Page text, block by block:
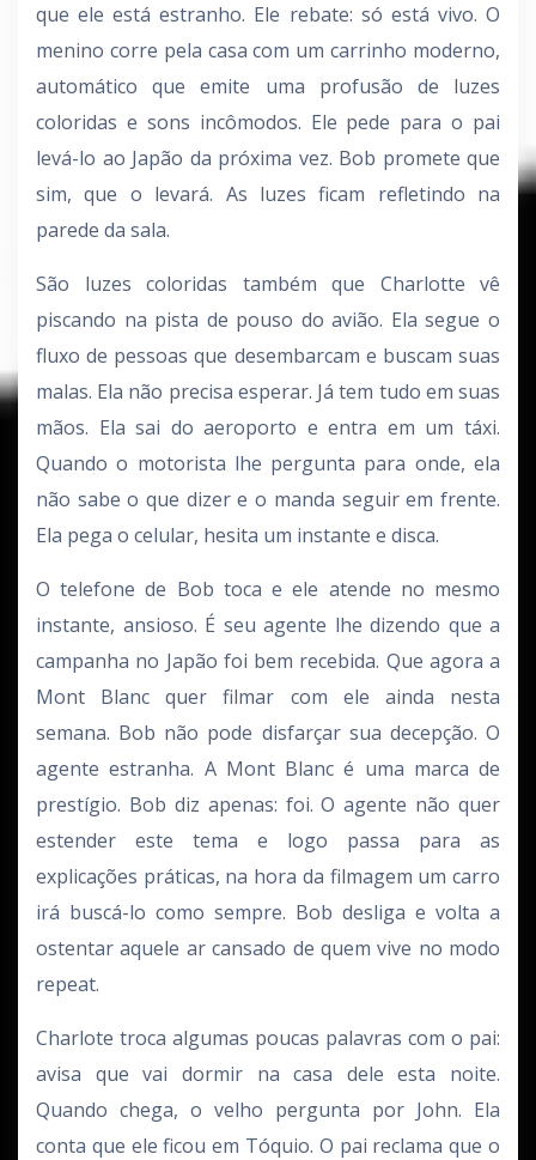
que ele está estranho. Ele rebate: só está vivo. O
menino corre pela casa com um carrinho moderno,
automático que emite uma profusão de luzes
coloridas e sons incômodos. Ele pede para o pai
levá-lo ao Japão da próxima vez. Bob promete que
sim, que o levará. As luzes ficam refletindo na
parede da sala.
São luzes coloridas também que Charlotte vê
piscando na pista de pouso do avião. Ela segue o
fluxo de pessoas que desembarcam e buscam suas
malas. Ela não precisa esperar. Já tem tudo em suas
mãos. Ela sai do aeroporto e entra em um táxi.
Quando o motorista lhe pergunta para onde, ela
não sabe o que dizer e o manda seguir em frente.
Ela pega o celular, hesita um instante e disca.
O telefone de Bob toca e ele atende no mesmo
instante, ansioso. É seu agente lhe dizendo que a
campanha no Japão foi bem recebida. Que agora a
Mont Blanc quer filmar com ele ainda nesta
semana. Bob não pode disfarçar sua decepção. O
agente estranha. A Mont Blanc é uma marca de
prestígio. Bob diz apenas: foi. O agente não quer
estender este tema e logo passa para as
explicações práticas, na hora da filmagem um carro
irá buscá-lo como sempre. Bob desliga e volta a
ostentar aquele ar cansado de quem vive no modo
repeat.
Charlote troca algumas poucas palavras com o pai:
avisa que vai dormir na casa dele esta noite.
Quando chega, o velho pergunta por John. Ela
conta que ele ficou em Tóquio. O pai reclama que o